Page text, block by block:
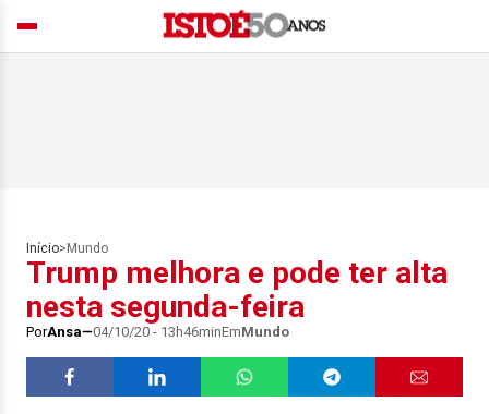
Início> Mundo
Trump melhora e pode ter alta
nesta segunda-feira
PorAnsa 04/10/20 - 13h46minEmMundo